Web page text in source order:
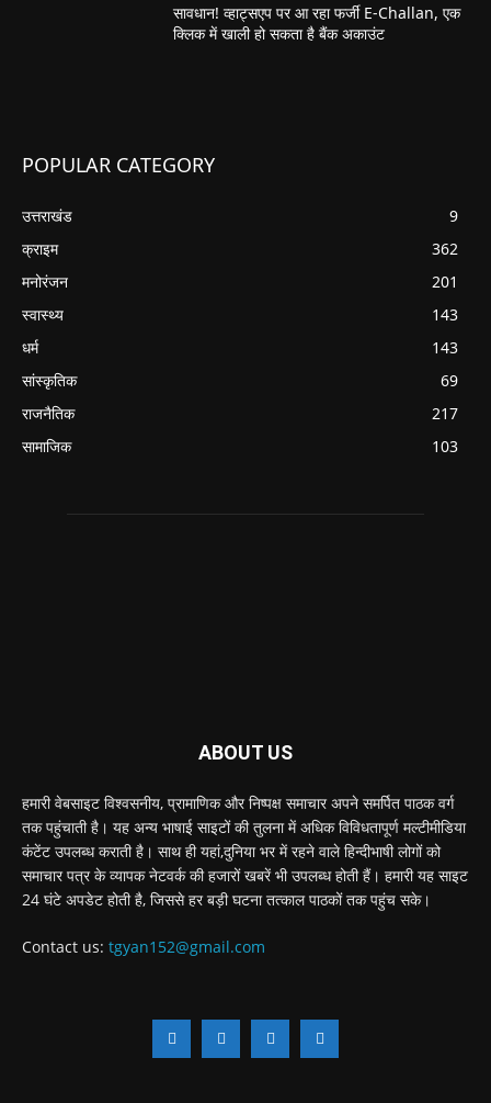
सावधान! व्हाट्सएप पर आ रहा फर्जी E-Challan, एक
क्लिक में खाली हो सकता है बैंक अकाउंट
POPULAR CATEGORY
उत्तराखंड
9
क्राइम
362
मनोरंजन
201
स्वास्थ्य
143
धर्म
143
सांस्कृतिक
69
राजनैतिक
217
सामाजिक
103
ABOUT US
हमारी वेबसाइट विश्वसनीय, प्रामाणिक और निष्पक्ष समाचार अपने समर्पित पाठक वर्ग
तक पहुंचाती है। यह अन्य भाषाई साइटों की तुलना में अधिक विविधतापूर्ण मल्टीमीडिया
कंटेंट उपलब्ध कराती है। साथ ही यहां,दुनिया भर में रहने वाले हिन्दीभाषी लोगों को
समाचार पत्र के व्यापक नेटवर्क की हजारों खबरें भी उपलब्ध होती हैं। हमारी यह साइट
24 घंटे अपडेट होती है, जिससे हर बड़ी घटना तत्काल पाठकों तक पहुंच सके।
Contact us: tgyan152@gmail.com